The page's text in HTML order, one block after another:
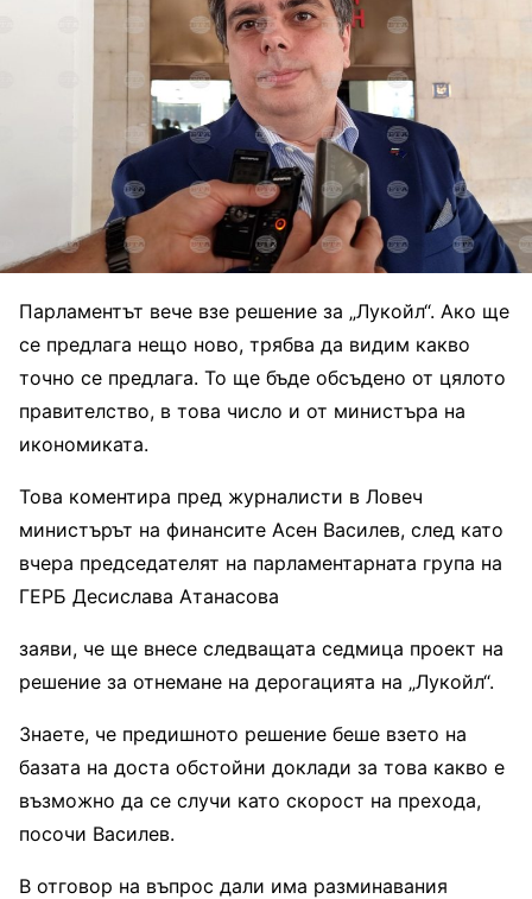
Парламентът вече взе решение за „Лукойл“. Ако ще
се предлага нещо ново, трябва да видим какво
точно се предлага. То ще бъде обсъдено от цялото
правителство, в това число и от министъра на
икономиката.
Това коментира пред журналисти в Ловеч
министърът на финансите Асен Василев, след като
вчера председателят на парламентарната група на
ГЕРБ Десислава Атанасова
заяви, че ще внесе следващата седмица проект на
решение за отнемане на дерогацията на „Лукойл“.
Знаете, че предишното решение беше взето на
базата на доста обстойни доклади за това какво е
възможно да се случи като скорост на прехода,
посочи Василев.
В отговор на въпрос дали има разминавания